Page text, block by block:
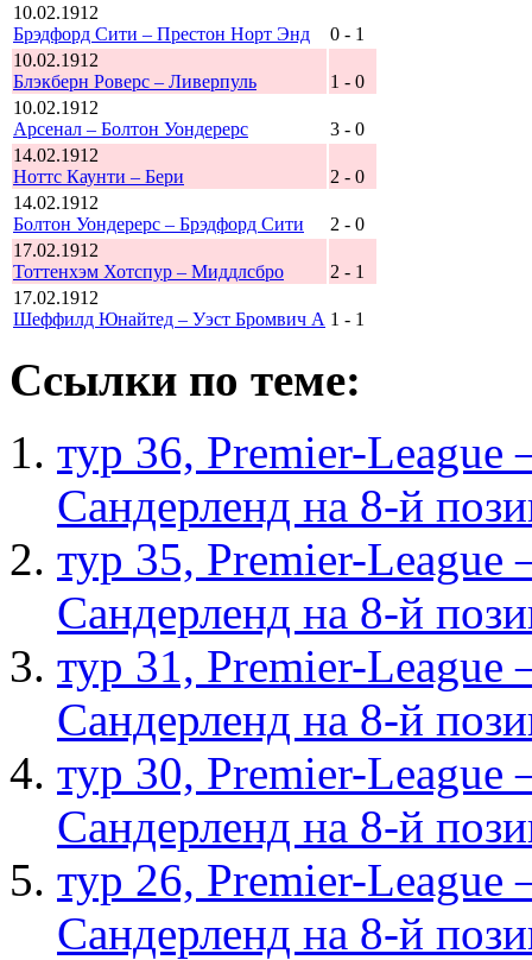
10.02.1912
Брэдфорд Сити – Престон Норт Энд
0 - 1
10.02.1912
Блэкберн Роверс – Ливерпуль
1 - 0
10.02.1912
Арсенал – Болтон Уондерерс
3 - 0
14.02.1912
Ноттс Каунти – Бери
2 - 0
14.02.1912
Болтон Уондерерс – Брэдфорд Сити
2 - 0
17.02.1912
Тоттенхэм Хотспур – Миддлсбро
2 - 1
17.02.1912
Шеффилд Юнайтед – Уэст Бромвич А 1 - 1
Ссылки по теме:
тур 36, Рremier-
Сандерленд на 8-й
тур 35, Рremier-
Сандерленд на 8-й
тур 31, Рremier-
Сандерленд на 8-й
тур 30, Рremier-
Сандерленд на 8-й
тур 26, Рremier-
Сандерленд на 8-й